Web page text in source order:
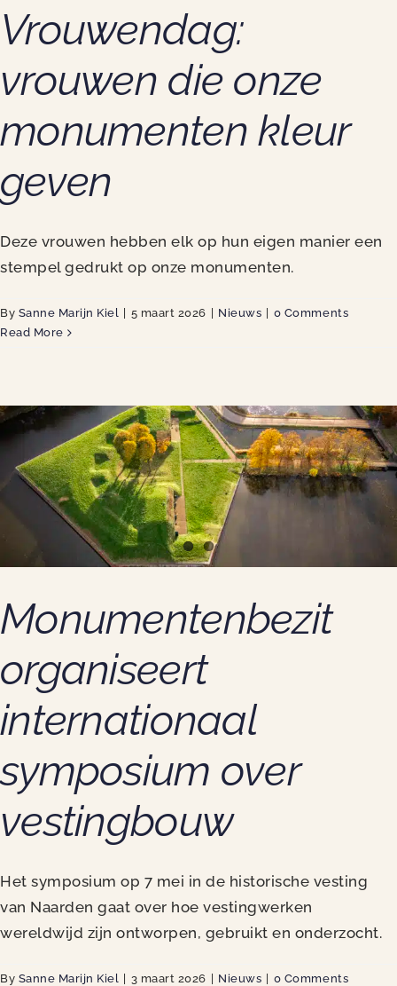
Vrouwendag:
vrouwen die onze
monumenten kleur
geven
Deze vrouwen hebben elk op hun eigen manier een
stempel gedrukt op onze monumenten.
By Sanne Marijn Kiel 5 maart 2026 Nieuws
0 Comments
Read More
Monumentenbezit
organiseert
internationaal
symposium over
vestingbouw
Het symposium op 7 mei in de historische vesting
van Naarden gaat over hoe vestingwerken
wereldwijd zijn ontworpen, gebruikt en onderzocht.
By Sanne Marijn Kiel 3 maart 2026 Nieuws
0 Comments